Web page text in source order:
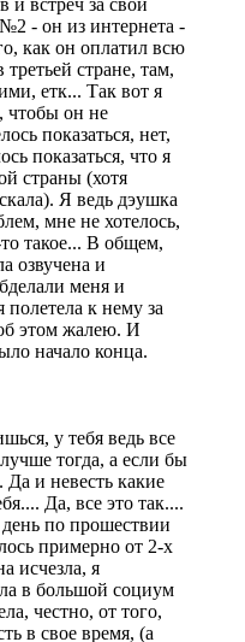
- он из интернета -
как он оплатил всю
стране, там,
етк... Так вот я
чтобы он не
показаться, нет,
показаться, что я
страны (хотя
Я ведь дэушка
мне не хотелось,
такое... В общем,
озвучена и
меня и
к нему за
этом жалею. И
начало конца.
у тебя ведь все
тогда, а если бы
Да и невесть какие
Да, все это так....
по прошествии
примерно от 2-х
исчезла, я
в большой социум
честно, от того,
в свое время, (а